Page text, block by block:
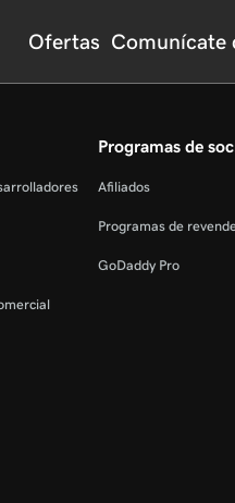
Ofertas Comunícate
Programas de
Afiliados
Programas de
GoDaddy Pro